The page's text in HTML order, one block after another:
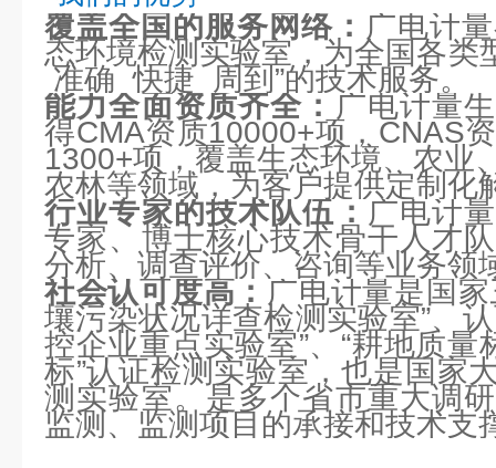
覆盖全国的服务网络： 广电计
态环境检测实验室，为全国各类
准确 快捷 周到”的技术服务。
能力全面资质齐全： 广电计量
得CMA资质10000+项，CNAS
1300+项，覆盖生态环境、农业
农林等领域，为客户提供定制化
行业专家的技术队伍： 广电计
专家、博士核心技术骨干人才
分析、调查评价、咨询等业务领
社会认可度高： 广电计量是国
壤污染状况详查检测实验室”、
控企业重点实验室”、“耕地质量
标”认证检测实验室，也是国家
测实验室。是多个省市重大调
监测、监测项目的承接和技术支